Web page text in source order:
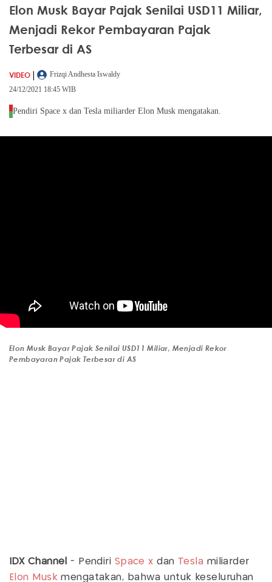
Elon Musk Bayar Pajak Senilai USD11 Miliar,
Menjadi Rekor Pembayaran Pajak
Terbesar di AS
VIDEO |
Frizqi Andhesta Iswaldy
24/12/2021 18:45 WIB
Pendiri Space x dan Tesla miliarder Elon Musk mengatakan.
Elon Musk Bayar Pajak Senilai USD11 Miliar, Menjadi Rekor
Pembayaran Pajak Terbesar di AS
IDX Channel - Pendiri Space x dan Tesla miliarder
Elon Muskmengatakan, bahwa untuk keseluruhan